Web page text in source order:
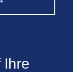
Ihre